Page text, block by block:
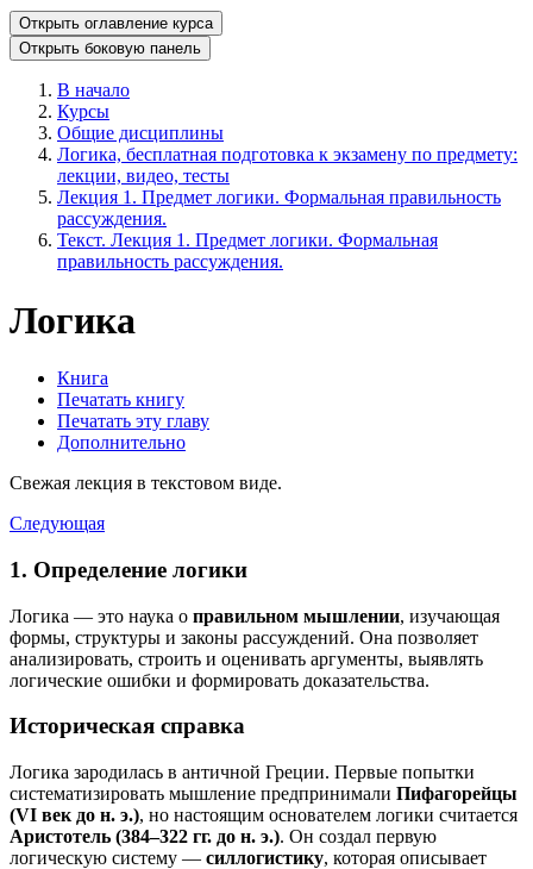
Открыть оглавление курса
Открыть боковую панель
В начало
Курсы
Общие дисциплины
Логика, бесплатная подготовка к экзамену по предмету:
лекции, видео, тесты
Лекция 1. Предмет логики. Формальная правильность
рассуждения.
Текст. Лекция 1. Предмет логики. Формальная
правильность рассуждения.
Логика
Книга
Печатать книгу
Печатать эту главу
Дополнительно
Свежая лекция в текстовом виде.
Следующая
1. Определение логики
Логика — это наука о правильном мышлении, изучающая
формы, структуры и законы рассуждений. Она позволяет
анализировать, строить и оценивать аргументы, выявлять
логические ошибки и формировать доказательства.
Историческая справка
Логика зародилась в античной Греции. Первые попытки
систематизировать мышление предпринимали Пифагорейцы
(VI век до н. э.), но настоящим основателем логики считается
Аристотель (384–322 гг. до н. э.). Он создал первую
логическую систему — силлогистику, которая описывает